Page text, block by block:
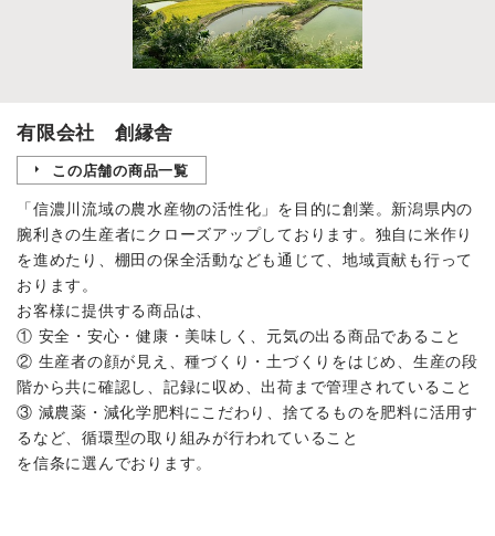
有限会社 創縁舎
この店舗の商品一覧
「信濃川流域の農水産物の活性化」を目的に創業。新潟県内の
腕利きの生産者にクローズアップしております。独自に米作り
を進めたり、棚田の保全活動なども通じて、地域貢献も行って
おります。
お客様に提供する商品は、
① 安全・安心・健康・美味しく、元気の出る商品であること
② 生産者の顔が見え、種づくり・土づくりをはじめ、生産の段
階から共に確認し、記録に収め、出荷まで管理されていること
③ 減農薬・減化学肥料にこだわり、捨てるものを肥料に活用す
るなど、循環型の取り組みが行われていること
を信条に選んでおります。